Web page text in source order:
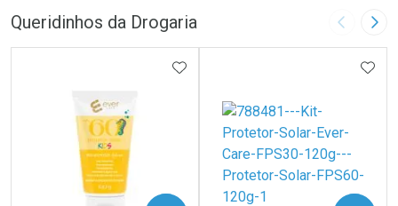
Queridinhos da Drogaria Imagem
ADICIONAR AOS FAVORITOS